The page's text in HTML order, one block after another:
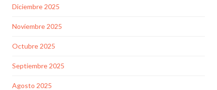
Diciembre 2025
Noviembre 2025
Octubre 2025
Septiembre 2025
Agosto 2025